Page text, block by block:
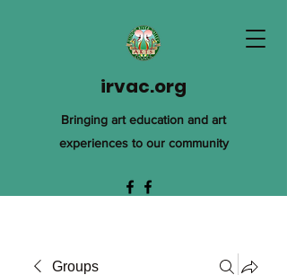
irvac.org
Bringing art education and art
experiences to our community
Groups